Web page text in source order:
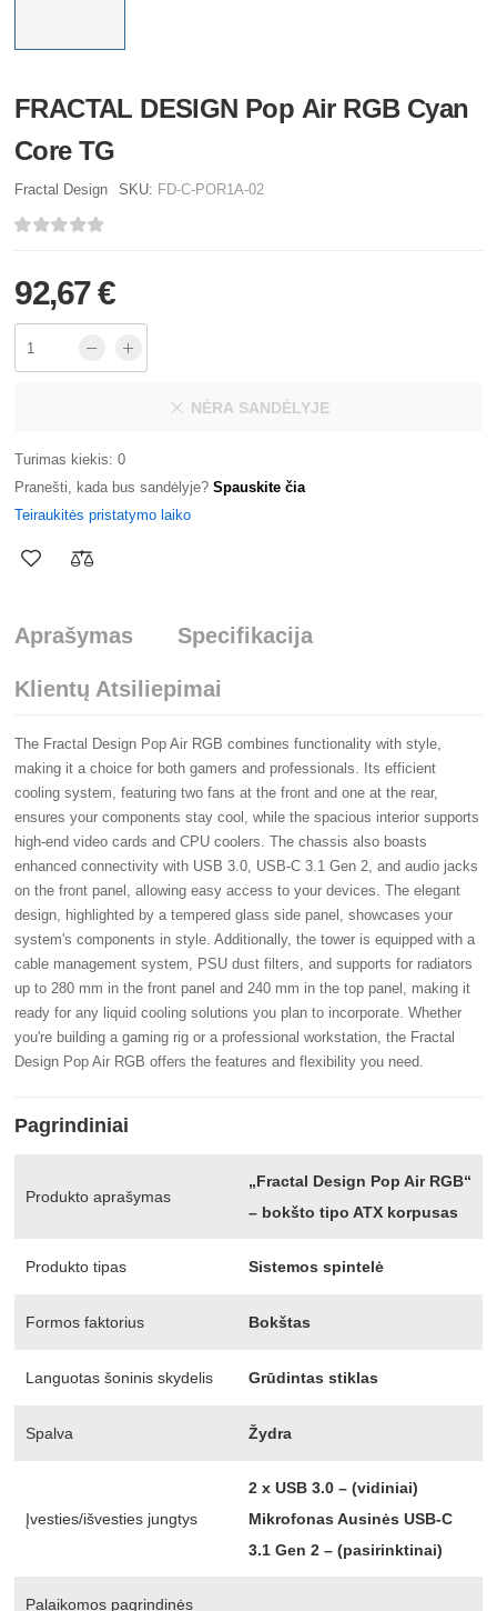
FRACTAL DESIGN Pop Air RGB Cyan
Core TG
Fractal Design SKU: FD-C-POR1A-02
92,67 €
NĖRA SANDĖLYJE
Turimas kiekis: 0
Pranešti, kada bus sandėlyje? Spauskite čia
Teiraukitės pristatymo laiko
Aprašymas Specifikacija
Klientų Atsiliepimai
The Fractal Design Pop Air RGB combines functionality with style,
making it a choice for both gamers and professionals. Its efficient
cooling system, featuring two fans at the front and one at the rear,
ensures your components stay cool, while the spacious interior supports
high-end video cards and CPU coolers. The chassis also boasts
enhanced connectivity with USB 3.0, USB-C 3.1 Gen 2, and audio jacks
on the front panel, allowing easy access to your devices. The elegant
design, highlighted by a tempered glass side panel, showcases your
system's components in style. Additionally, the tower is equipped with a
cable management system, PSU dust filters, and supports for radiators
up to 280 mm in the front panel and 240 mm in the top panel, making it
ready for any liquid cooling solutions you plan to incorporate. Whether
you're building a gaming rig or a professional workstation, the Fractal
Design Pop Air RGB offers the features and flexibility you need.
Pagrindiniai
Produkto aprašymas
„Fractal Design Pop Air RGB“
– bokšto tipo ATX korpusas
Produkto tipas Sistemos spintelė
Formos faktorius Bokštas
Languotas šoninis skydelis Grūdintas stiklas
Spalva Žydra
Įvesties/išvesties jungtys
2 x USB 3.0 – (vidiniai)
Mikrofonas Ausinės USB-C
3.1 Gen 2 – (pasirinktinai)
Palaikomos pagrindinės